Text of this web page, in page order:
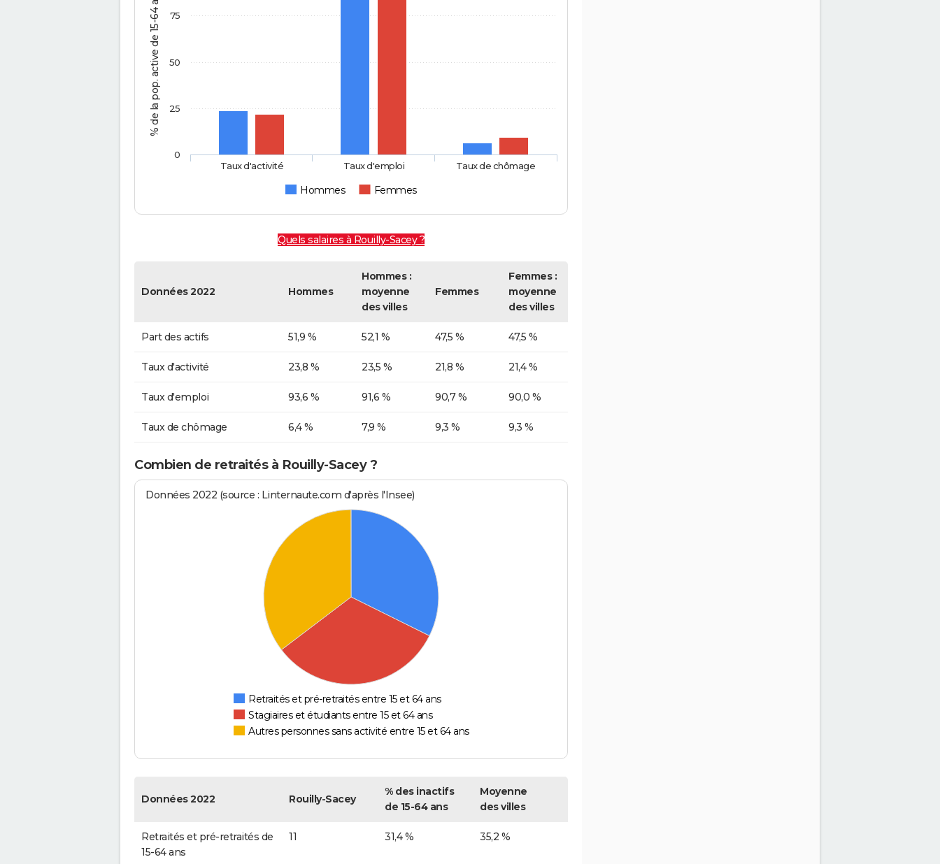
% de la pop. active de 15-64 ans
Hommes Femmes
Taux d'activité Taux d'emploi Taux de chômage
0
25
50
75
Quels salaires à Rouilly-Sacey ?
Données 2022 Hommes
Hommes :
moyenne
des villes
Femmes
Femmes :
moyenne
des villes
Part des actifs 51,9 % 52,1 % 47,5 % 47,5 %
Taux d'activité 23,8 % 23,5 % 21,8 % 21,4 %
Taux d'emploi 93,6 % 91,6 % 90,7 % 90,0 %
Taux de chômage 6,4 % 7,9 % 9,3 % 9,3 %
Combien de retraités à Rouilly-Sacey ?
Données 2022 (source : Linternaute.com d'après l'Insee)
Retraités et pré-retraités entre 15 et 64 ans
Stagiaires et étudiants entre 15 et 64 ans
Autres personnes sans activité entre 15 et 64 ans
Données 2022 Rouilly-Sacey
% des inactifs
de 15-64 ans
Moyenne
des villes
Retraités et pré-retraités de
15-64 ans
11 31,4 % 35,2 %